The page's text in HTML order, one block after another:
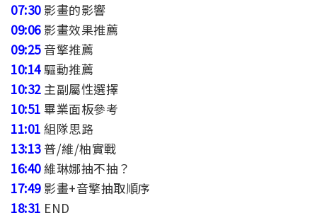
07:30影畫的影響
09:06 影畫效果推薦
09:25 音擎推薦
10:14驅動推薦
10:32 主副屬性選擇
10:51 畢業面板參考
11:01 組隊思路
13:13普/維/柚實戰
16:40 維琳娜抽不抽？
17:49影畫+音擎抽取順序
18:31 END